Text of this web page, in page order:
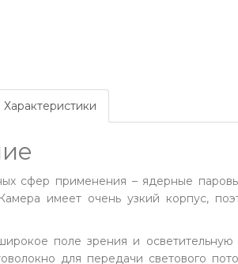
Характеристики
сфер применения – ядерные
имеет очень узкий корпус,
поле зрения и
для передачи светового